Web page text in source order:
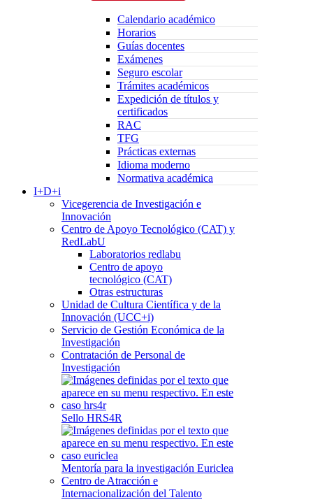
Calendario académico
Horarios
Guías docentes
Exámenes
Seguro escolar
Trámites académicos
Expedición de títulos y
certificados
RAC
TFG
Prácticas externas
Idioma moderno
Normativa académica
I+D+i
Vicegerencia de Investigación e
Innovación
Centro de Apoyo Tecnológico (CAT) y
RedLabU
Laboratorios redlabu
Centro de apoyo
tecnológico (CAT)
Otras estructuras
Unidad de Cultura Científica y de la
Innovación (UCC+i)
Servicio de Gestión Económica de la
Investigación
Contratación de Personal de
Investigación
Sello HRS4R
Mentoría para la investigación Euriclea
Centro de Atracción e
Internacionalización del Talento